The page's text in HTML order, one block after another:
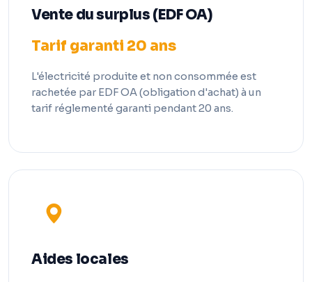
Vente du surplus (EDF OA)
Tarif garanti 20 ans
L'électricité produite et non consommée est
rachetée par EDF OA (obligation d'achat) à un
tarif réglementé garanti pendant 20 ans.
Aides locales